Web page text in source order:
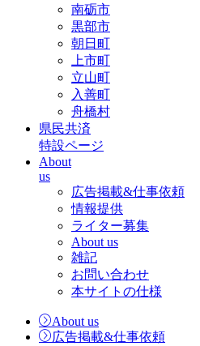
南砺市
黒部市
朝日町
上市町
立山町
入善町
舟橋村
県民共済
特設ページ
About
us
広告掲載&仕事依頼
情報提供
ライター募集
About us
雑記
お問い合わせ
本サイトの仕様
About us
広告掲載&仕事依頼